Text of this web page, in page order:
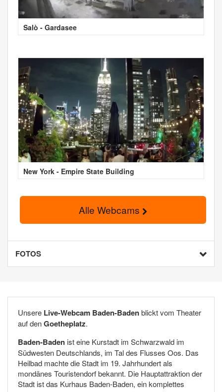
Salò - Gardasee
New York - Empire State Building
Alle Webcams
FOTOS
Unsere Live-Webcam Baden-Badenblickt vom Theater
auf denGoetheplatz.
Baden-Baden ist eine Kurstadt im Schwarzwald im
Südwesten Deutschlands, im Tal des Flusses Oos. Das
Heilbad machte die Stadt im 19. Jahrhundert als
mondänes Touristendorf bekannt. Die Hauptattraktion der
Stadt ist das Kurhaus Baden-Baden, ein komplettes